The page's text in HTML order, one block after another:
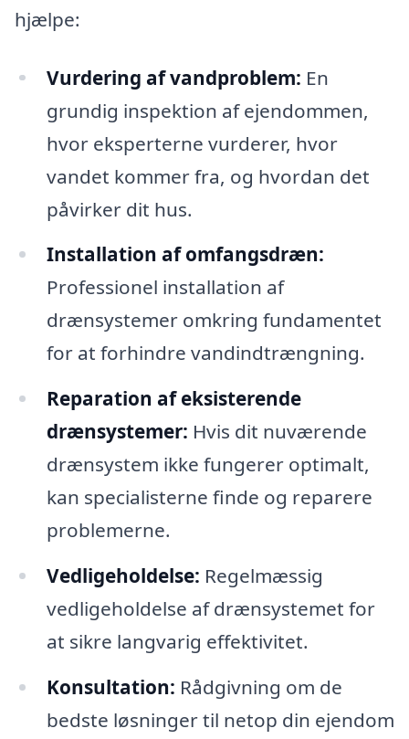
hjælpe:
Vurdering af vandproblem: En
grundig inspektion af ejendommen,
hvor eksperterne vurderer, hvor
vandet kommer fra, og hvordan det
påvirker dit hus.
Installation af omfangsdræn:
Professionel installation af
drænsystemer omkring fundamentet
for at forhindre vandindtrængning.
Reparation af eksisterende
drænsystemer: Hvis dit nuværende
drænsystem ikke fungerer optimalt,
kan specialisterne finde og reparere
problemerne.
Vedligeholdelse: Regelmæssig
vedligeholdelse af drænsystemet for
at sikre langvarig effektivitet.
Konsultation: Rådgivning om de
bedste løsninger til netop din ejendom